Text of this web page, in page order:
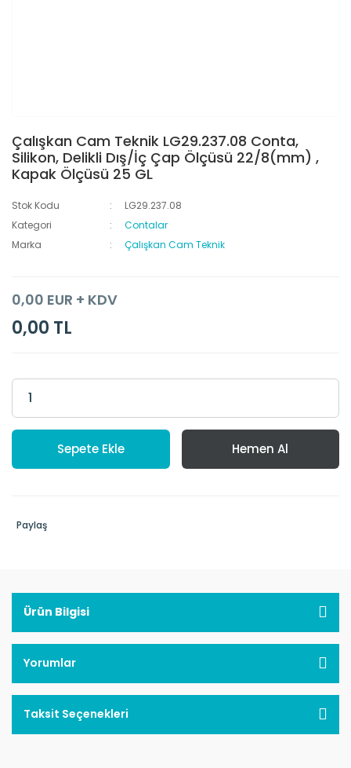
Çalışkan Cam Teknik LG29.237.08 Conta,
Silikon, Delikli Dış/İç Çap Ölçüsü 22/8(mm) ,
Kapak Ölçüsü 25 GL
Stok Kodu
LG29.237.08
Kategori
Contalar
Marka
Çalışkan Cam Teknik
0,00 EUR + KDV
0,00 TL
Sepete Ekle Hemen Al
Paylaş
Ürün Bilgisi
Yorumlar
Taksit Seçenekleri